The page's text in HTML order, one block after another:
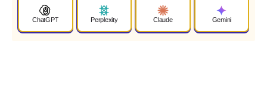
ChatGPT Perplexity Claude Gemini